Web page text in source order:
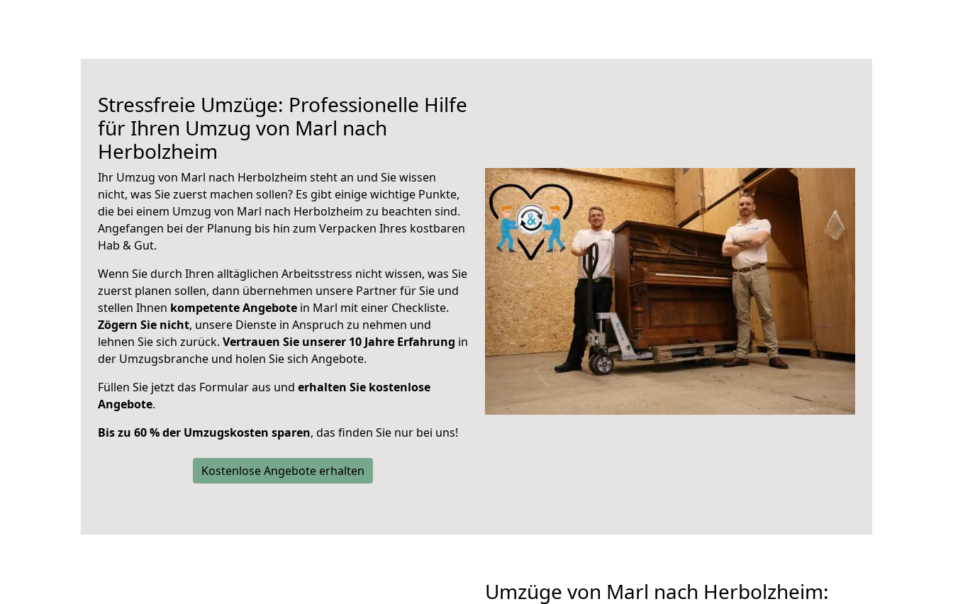
Stressfreie Umzüge: Professionelle Hilfe
für Ihren Umzug von Marl nach
Herbolzheim
Ihr Umzug von Marl nach Herbolzheim steht an und Sie wissen
nicht, was Sie zuerst machen sollen? Es gibt einige wichtige Punkte,
die bei einem Umzug von Marl nach Herbolzheim zu beachten sind.
Angefangen bei der Planung bis hin zum Verpacken Ihres kostbaren
Hab & Gut.
Wenn Sie durch Ihren alltäglichen Arbeitsstress nicht wissen, was Sie
zuerst planen sollen, dann übernehmen unsere Partner für Sie und
stellen Ihnen kompetente Angebote in Marl mit einer Checkliste.
Zögern Sie nicht, unsere Dienste in Anspruch zu nehmen und
lehnen Sie sich zurück. Vertrauen Sie unserer 10 Jahre Erfahrung in
der Umzugsbranche und holen Sie sich Angebote.
Füllen Sie jetzt das Formular aus und erhalten Sie kostenlose
Angebote.
Bis zu 60 % der Umzugskosten sparen, das finden Sie nur bei uns!
Kostenlose Angebote erhalten
Umzüge von Marl nach Herbolzheim: